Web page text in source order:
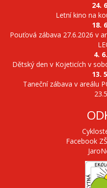
24.
Letní kino na
18.
Pouťová zábava 27.6.2026 v
4.
Dětský den v Kojeticích v
13.
Taneční zábava v areálu
Facebook